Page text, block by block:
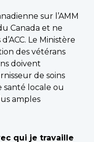
sur l’AMM
Canada et ne
Le Ministère
des vétérans
doivent
de soins
locale ou
amples
qui je travaille